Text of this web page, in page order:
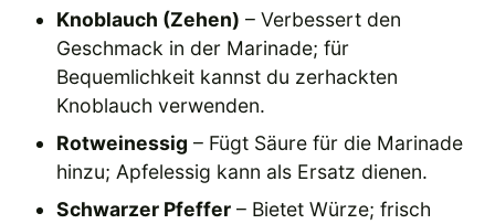
Knoblauch (Zehen) – Verbessert den
Geschmack in der Marinade; für
Bequemlichkeit kannst du zerhackten
Knoblauch verwenden.
Rotweinessig – Fügt Säure für die Marinade
hinzu; Apfelessig kann als Ersatz dienen.
Schwarzer Pfeffer – Bietet Würze; frisch